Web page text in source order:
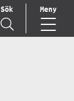
Sök Meny